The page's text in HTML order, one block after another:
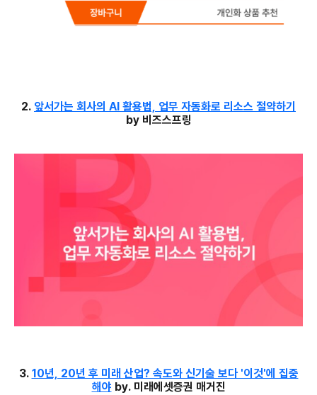
2. 앞서가는 회사의 AI 활용법, 업무 자동화로 리소스 절약하기
by 비즈스프링
3. 10년, 20년 후 미래 산업? 속도와 신기술 보다 '이것'에 집중
해야 by. 미래에셋증권 매거진